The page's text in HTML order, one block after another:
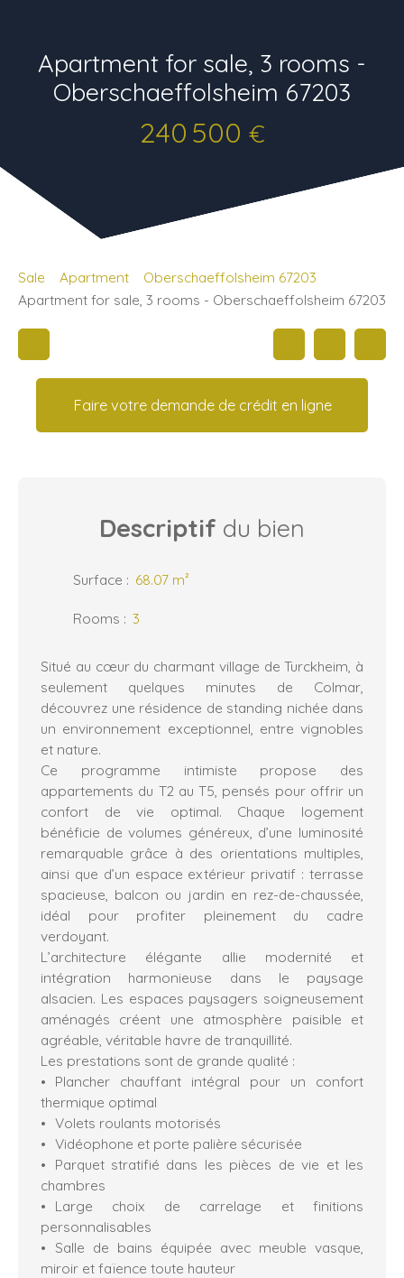
Apartment for sale, 3 rooms -
Oberschaeffolsheim 67203
240 500 €
Sale Apartment
Oberschaeffolsheim 67203
Apartment for sale, 3 rooms - Oberschaeffolsheim 67203
Faire votre demande de crédit en ligne
Descriptif du bien
Surface : 68.07 m²
Rooms : 3
Situé au cœur du charmant village de Turckheim, à
seulement quelques minutes de Colmar,
découvrez une résidence de standing nichée dans
un environnement exceptionnel, entre vignobles
et nature.
Ce programme intimiste propose des
appartements du T2 au T5, pensés pour offrir un
confort de vie optimal. Chaque logement
bénéficie de volumes généreux, d’une luminosité
remarquable grâce à des orientations multiples,
ainsi que d’un espace extérieur privatif : terrasse
spacieuse, balcon ou jardin en rez-de-chaussée,
idéal pour profiter pleinement du cadre
verdoyant.
L’architecture élégante allie modernité et
intégration harmonieuse dans le paysage
alsacien. Les espaces paysagers soigneusement
aménagés créent une atmosphère paisible et
agréable, véritable havre de tranquillité.
Les prestations sont de grande qualité :
Plancher chauffant intégral pour un confort
thermique optimal
Volets roulants motorisés
Vidéophone et porte palière sécurisée
Parquet stratifié dans les pièces de vie et les
chambres
Large choix de carrelage et finitions
personnalisables
Salle de bains équipée avec meuble vasque,
miroir et faïence toute hauteur